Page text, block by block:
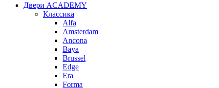
Двери ACADEMY
Классика
Alfa
Amsterdam
Ancona
Baya
Brussel
Edge
Era
Forma